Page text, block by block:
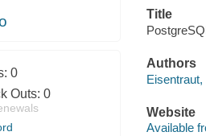
0
Outs: 0
Title
Authors
Eisentraut,
Website
Available